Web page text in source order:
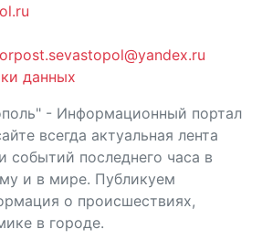
данных
- Информационный портал
всегда актуальная лента
событий последнего часа в
и в мире. Публикуем
о происшествиях,
в городе.